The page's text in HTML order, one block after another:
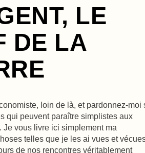
LE
DE LA
loin de là, et pardonnez-moi
qui peuvent paraître simplistes aux
Je vous livre ici simplement ma
telles que je les ai vues et
de nos rencontres véritablement